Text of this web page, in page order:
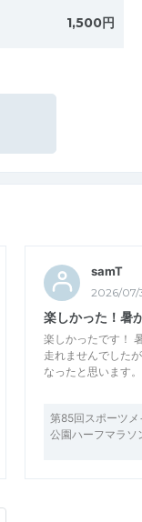
1,500円
samT
2026/07/
楽しかった！暑
楽しかったです！
走れませんでした
なったと思います。
第85回スポーツ
公園ハーフマラソ